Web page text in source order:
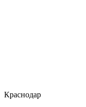
Краснодар